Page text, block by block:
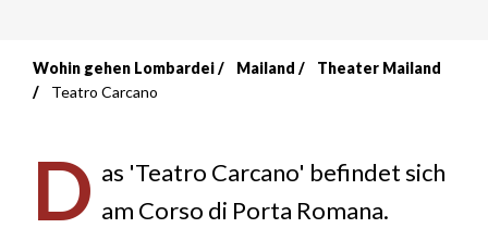
Breadcrumb
Wohin gehen Lombardei Mailand
Theater Mailand
Teatro Carcano
D as 'Teatro Carcano' befindet sich
am Corso di Porta Romana.